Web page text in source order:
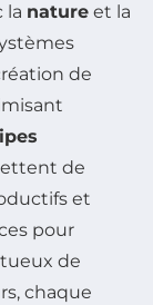
la nature et la
de
de
et
pour
de
chaque